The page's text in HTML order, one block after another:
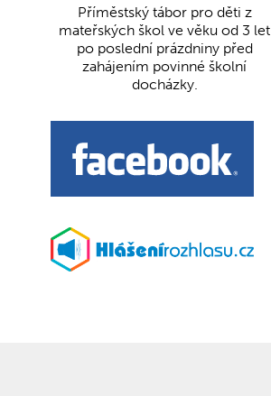
Příměstský tábor pro děti z
mateřských škol ve věku od 3 let
po poslední prázdniny před
zahájením povinné školní
docházky.